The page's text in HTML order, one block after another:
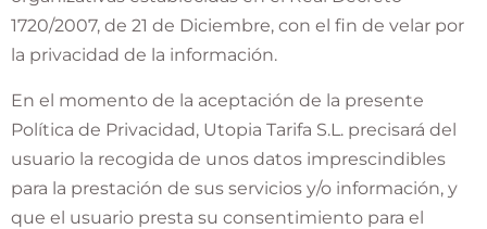
1720/2007, de 21 de Diciembre, con el fin de velar por
la privacidad de la información.
En el momento de la aceptación de la presente
Política de Privacidad, Utopia Tarifa S.L. precisará del
usuario la recogida de unos datos imprescindibles
para la prestación de sus servicios y/o información, y
que el usuario presta su consentimiento para el